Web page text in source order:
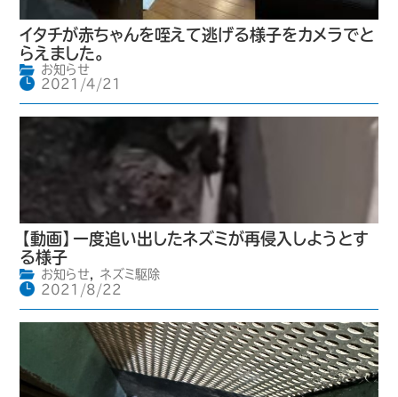
イタチが赤ちゃんを咥えて逃げる様子をカメラでと
らえました。
お知らせ
2021/4/21
【動画】一度追い出したネズミが再侵入しようとす
る様子
お知らせ,
ネズミ駆除
2021/8/22